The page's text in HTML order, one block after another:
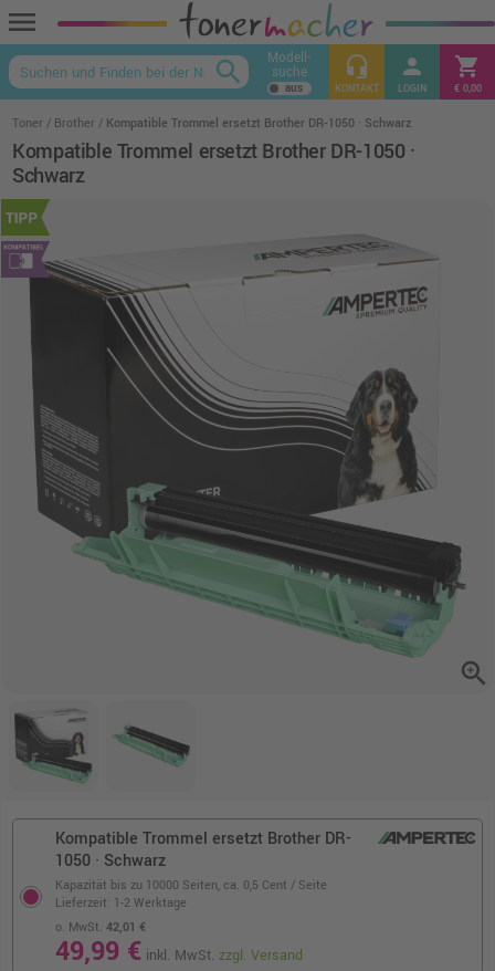
menu
keyboard_arrow_up
search Modell-
suche headset_mic
KONTAKT
person
LOGIN
shopping_cart
€ 0,00
Toner Brother Kompatible Trommel ersetzt Brother DR-1050 · Schwarz
Kompatible Trommel ersetzt Brother DR-1050 ·
Schwarz
zoom_in
Kompatible Trommel ersetzt Brother DR-
1050 · Schwarz
Kapazität bis zu 10000 Seiten, ca. 0,5 Cent / Seite
o. MwSt.42,01 €
49,99 € inkl. MwSt.zzgl. Versand
Lieferzeit: 1-2 Werktage